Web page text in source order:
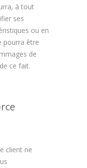
à tout
ses
ou en
pourra être
de
ce fait.
client ne